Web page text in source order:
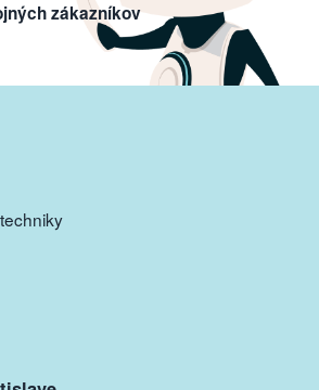
zákazníkov